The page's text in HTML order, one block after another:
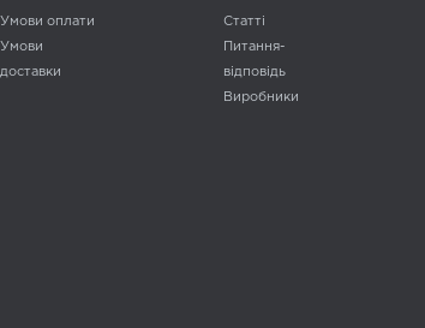
Умови оплати
Умови
доставки
Статті
Питання-
відповідь
Виробники